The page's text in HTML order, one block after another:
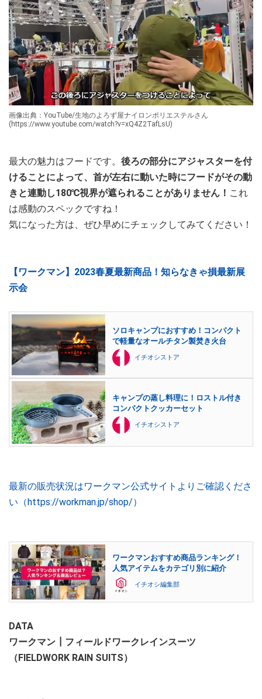
画像出典：YouTube/生地のよろず屋ナイロンポリエステルさん
(https://www.youtube.com/watch?v=xQ4Z2TafLsU)
最大の魅力はフードです。 後ろの部分にアジャスターを付
けることによって、首が左右に動いた時にフードがその動
きと連動し180℃視界が遮られることがありません！ これ
は感動のスペックですね！
気になった方は、ぜひ早めにチェックしてみてください！
【ワークマン】2023春夏最新商品！知らなきゃ損最新展
示会
ソロキャンプにおすすめ！コンパクト
で軽量なオールチタン製焚き火台
イチオシストア
キャンプの蒸し料理に！ロストル付き
コンパクトクッカーセット
イチオシストア
最新の販売状況はワークマン公式サイトよりご確認くださ
い（https://workman.jp/shop/）
ワークマンおすすめ商品ランキング！
人気アイテムをカテゴリ別に紹介
イチオシ編集部
DATA
ワークマン┃フィールドワークレインスーツ
（FIELDWORK RAIN SUITS）